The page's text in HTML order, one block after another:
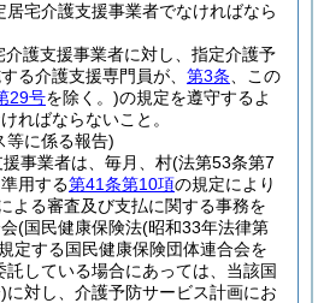
居宅介護支援事業者でなければなら
介護支援事業者に対し、指定介護予
る介護支援専門員が、 第3条 、この
29号を除く。)の規定を遵守するよ
ればならないこと。
等に係る報告)
事業者は、毎月、村(法第53条第7
用する第41条第10項の規定により
よる審査及び支払に関する事務を
(国民健康保険法(昭和33年法律第
定する国民健康保険団体連合会を
託している場合にあっては、当該国
に対し、介護予防サービス計画にお